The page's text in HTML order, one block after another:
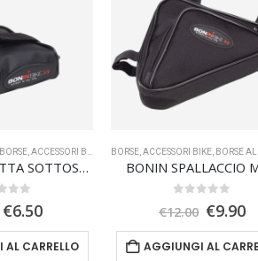
BORSE, ACCESSORI BIKE TRASPORTO,OFFERTA SPECIALE
BONIN BORSETTA SOTTOSELLA MTB
Il
originale
€6.50Il
attuale
CARRELLO
BORSE ,ACCESSORI BIKE BORSE AL
BONIN SPALLACCIO
€12.00 Il
€9.90Il
AGGIUNGI AL